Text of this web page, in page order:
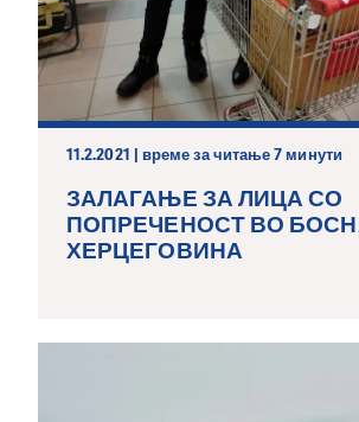
11.2.2021 | време за читање 7 минути
ЗАЛАГАЊЕ ЗА ЛИЦА СО
ПОПРЕЧЕНОСТ ВО
ХЕРЦЕГОВИНА